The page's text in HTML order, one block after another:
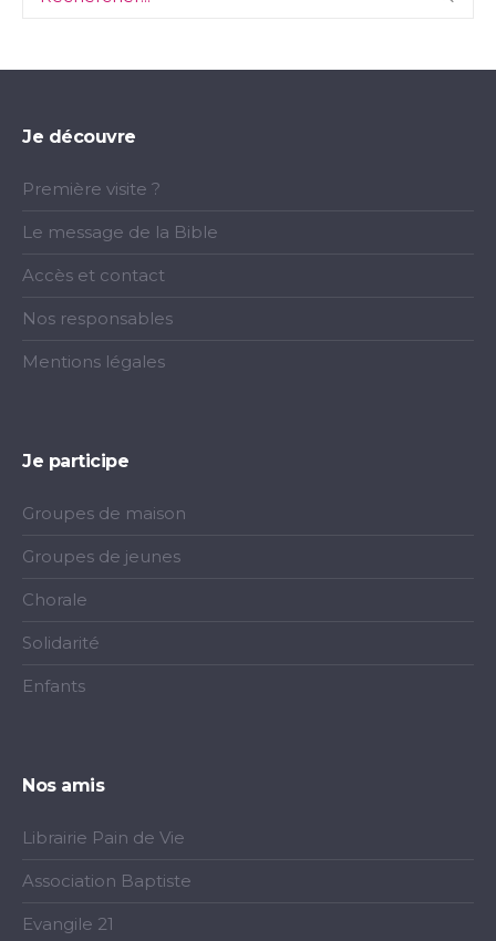
Je découvre
Première visite ?
Le message de la Bible
Accès et contact
Nos responsables
Mentions légales
Je participe
Groupes de maison
Groupes de jeunes
Chorale
Solidarité
Enfants
Nos amis
Librairie Pain de Vie
Association Baptiste
Evangile 21